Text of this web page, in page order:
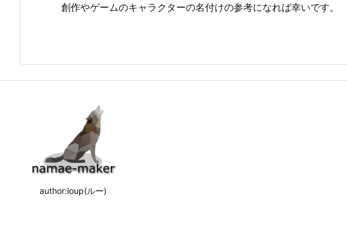
創作やゲームのキャラクターの名付けの参考になれば幸いです。
author:loup(ルー)